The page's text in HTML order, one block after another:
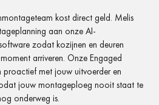
kost direct geld. Melis
aan onze AI-
zodat kozijnen en deuren
arriveren. Onze Engaged
proactief met jouw uitvoerder en
jouw montageploeg nooit staat te
onderweg is.